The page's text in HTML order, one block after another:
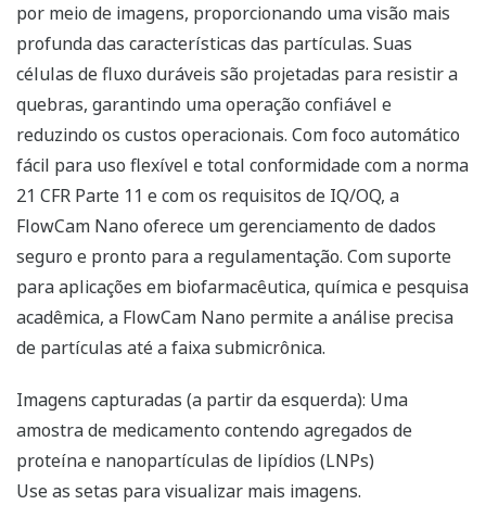
por meio de imagens, proporcionando uma visão mais
profunda das características das partículas. Suas
células de fluxo duráveis são projetadas para resistir a
quebras, garantindo uma operação confiável e
reduzindo os custos operacionais. Com foco automático
fácil para uso flexível e total conformidade com a norma
21 CFR Parte 11 e com os requisitos de IQ/OQ, a
FlowCam Nano oferece um gerenciamento de dados
seguro e pronto para a regulamentação. Com suporte
para aplicações em biofarmacêutica, química e pesquisa
acadêmica, a FlowCam Nano permite a análise precisa
de partículas até a faixa submicrônica.
Imagens capturadas (a partir da esquerda): Uma
amostra de medicamento contendo agregados de
proteína e nanopartículas de lipídios (LNPs)
Use as setas para visualizar mais imagens.